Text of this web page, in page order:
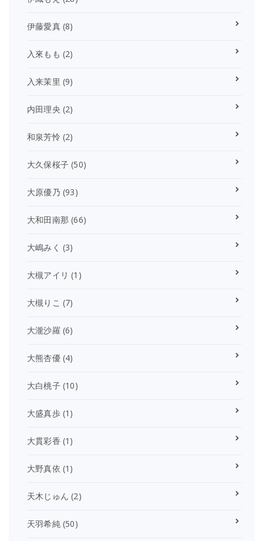
伊藤愛真(8)
入來もも (2)
入来茉里 (9)
内田理央 (2)
和泉芳怜 (2)
大久保桜子 (50)
大原優乃 (93)
大和田南那 (66)
大嶋みく (3)
大槻アイリ (1)
大槻りこ (7)
大瀧沙羅 (6)
大熊杏優(4)
大白桃子(10)
大盛真歩(1)
大貫彩香 (1)
大野真依 (1)
天木じゅん (2)
天羽希純(50)